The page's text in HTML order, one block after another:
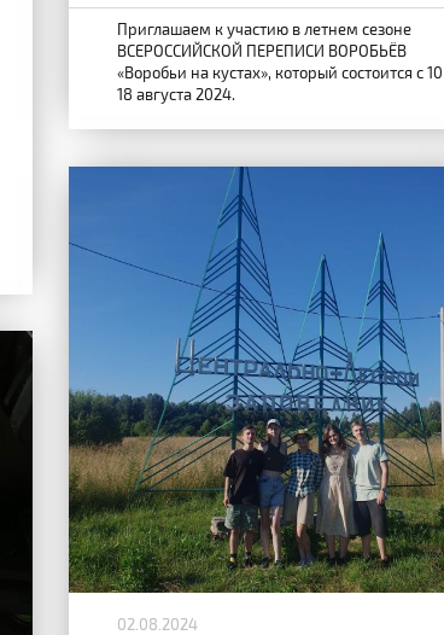
Приглашаем к участию в летнем сезоне
ВСЕРОССИЙСКОЙ ПЕРЕПИСИ ВОРОБЬЁВ
«Воробьи на кустах», который состоится с
18 августа 2024.
02.08.2024